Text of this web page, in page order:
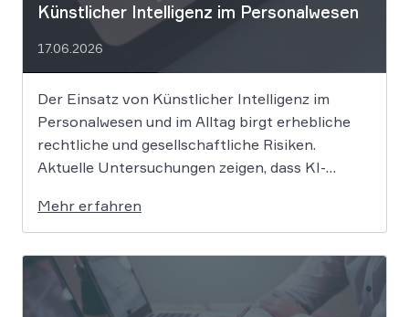
Künstlicher Intelligenz im Personalwesen
17.06.2026
Der Einsatz von Künstlicher Intelligenz im
Personalwesen und im Alltag birgt erhebliche
rechtliche und gesellschaftliche Risiken.
Aktuelle Untersuchungen zeigen, dass KI-
Bewerbungsprozessen systematisch rassistisch
aussortieren und Frauen zu geringeren
Gehaltsforderungen raten. Diese digitalen
Vorurteile stellen Unternehmen vor massive
Haftungsrisiken nach dem Allgemeinen
Mehr erfahren